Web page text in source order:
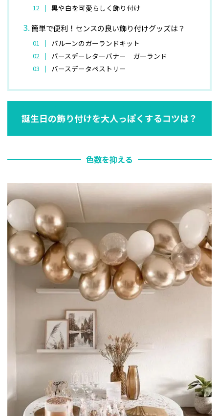
黒や白を可愛らしく飾り付け
簡単で便利！センスの良い飾り付けグッズは？
バルーンのガーランドキット
バースデーレターバナー ガーランド
バースデータペストリー
誕生日の飾り付けを大人っぽくするコツは？
色数を抑える